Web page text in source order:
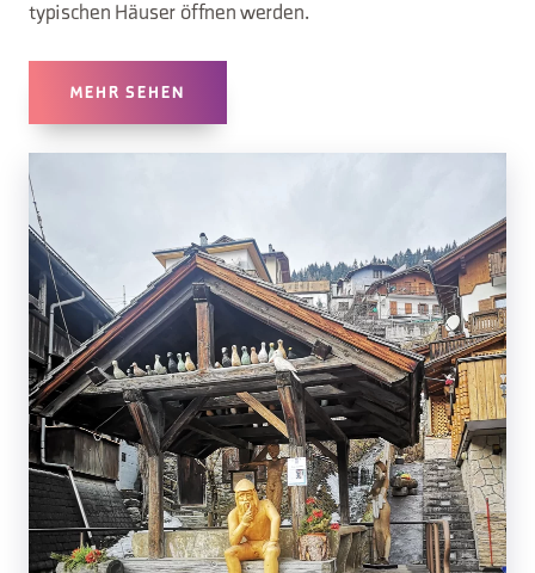
typischen Häuser öffnen werden.
MEHR SEHEN